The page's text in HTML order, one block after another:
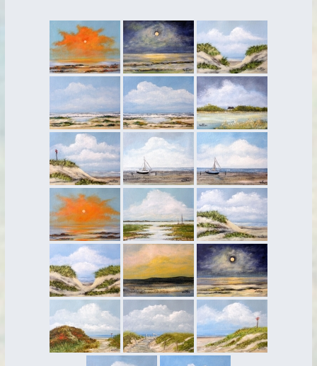
2013
2012
2011
2007
cosmic
hoher Himmel
Treasure Islands
Wandgestaltung
Bildhauerei
Bernie op Pad
Trientje
Netzflicker
Norder Tor
Emder Delftspucker